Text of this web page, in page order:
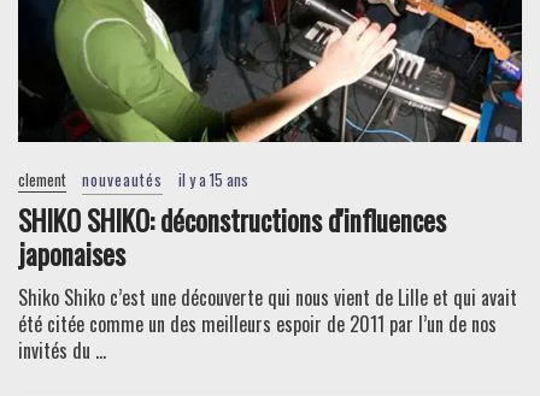
clement nouveautés il y a 15 ans
SHIKO SHIKO: déconstructions d'influences
japonaises
Shiko Shiko c’est une découverte qui nous vient de Lille et qui avait
été citée comme un des meilleurs espoir de 2011 par l’un de nos
invités du ...